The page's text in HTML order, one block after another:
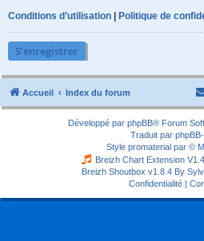
Conditions d’utilisation | Politique de
S’enregistrer
Accueil Index du forum
Développé par phpBB® Forum
Traduit par
Style promaterial par ©
Breizh Chart Extension
Breizh Shoutbox v1.8.4 By
Confidentialité|